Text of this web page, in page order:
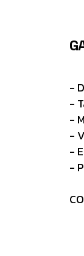
-
-
-
-
-
-